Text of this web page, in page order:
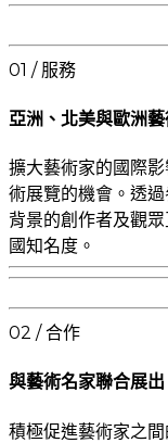
01 / 服務
亞洲、北美與歐洲
擴大藝術家的國際
術展覽的機會。透
背景的創作者及觀
國知名度。
02 / 合作
與藝術名家聯合展
積極促進藝術家之